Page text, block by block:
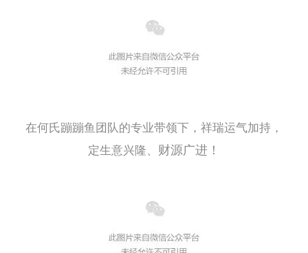
在何氏蹦蹦鱼团队的专业带领下，祥瑞运气加持，
定生意兴隆、 财源广进！